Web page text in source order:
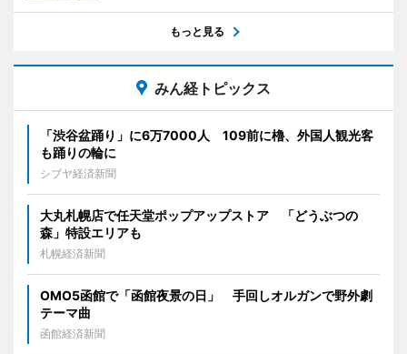
もっと見る
みん経トピックス
「渋谷盆踊り」に6万7000人 109前に櫓、外国人観光客
も踊りの輪に
シブヤ経済新聞
大丸札幌店で任天堂ポップアップストア 「どうぶつの
森」特設エリアも
札幌経済新聞
OMO5函館で「函館夜景の日」 手回しオルガンで野外劇
テーマ曲
函館経済新聞